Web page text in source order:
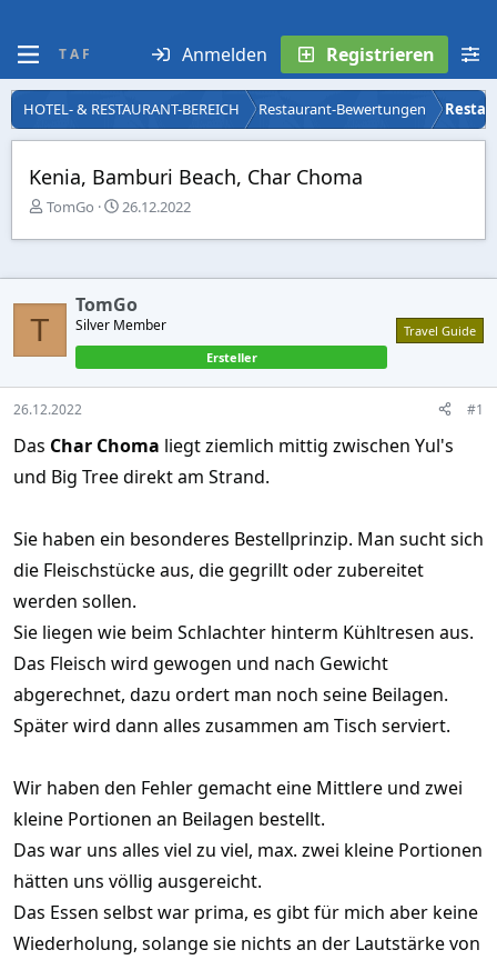
T A F Anmelden Registrieren
HOTEL- & RESTAURANT-BEREICH Restaurant-Bewertungen
Kenia, Bamburi Beach, Char Choma
E
s
e
l
l
TomGo
E
s
e
l
l
t
a
m
26.12.2022
T
TomGo
Silver Member
Ersteller
Travel Guide
26.12.2022 #1
Das Char Choma liegt ziemlich mittig zwischen Yul's
und Big Tree direkt am Strand.
Sie haben ein besonderes Bestellprinzip. Man sucht sich
die Fleischstücke aus, die gegrillt oder zubereitet
werden sollen.
Sie liegen wie beim Schlachter hinterm Kühltresen aus.
Das Fleisch wird gewogen und nach Gewicht
abgerechnet, dazu ordert man noch seine Beilagen.
Später wird dann alles zusammen am Tisch serviert.
Wir haben den Fehler gemacht eine Mittlere und zwei
kleine Portionen an Beilagen bestellt.
Das war uns alles viel zu viel, max. zwei kleine Portionen
hätten uns völlig ausgereicht.
Das Essen selbst war prima, es gibt für mich aber keine
Wiederholung, solange sie nichts an der Lautstärke von